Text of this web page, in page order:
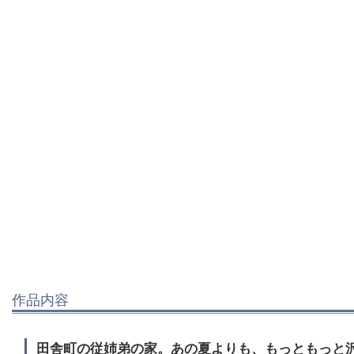
作品内容
田舎町の従姉弟の家。あの夏よりも、もっともっと